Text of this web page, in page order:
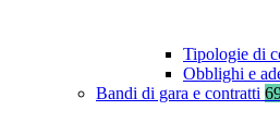
Tipologie di
Obblighi e
Bandi di gara e contratti